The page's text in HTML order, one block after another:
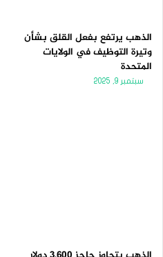
الذهب يرتفع بفعل القلق بشأن
وتيرة التوظيف في الولايات
المتحدة
سبتمبر 9, 2025